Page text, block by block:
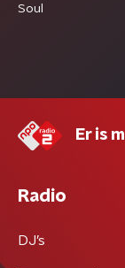
Soul
Er is
Radio
DJ’s